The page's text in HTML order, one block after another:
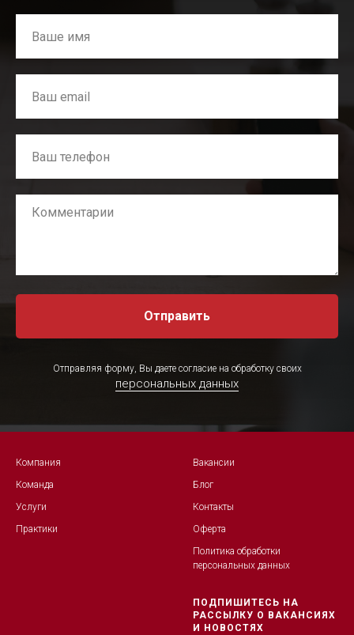
Отправить
Отправляя форму, Вы даете согласие на обработку своих
персональных данных
Компания
Команда
Услуги
Практики
Вакансии
Блог
Контакты
Оферта
Политика обработки
персональных данных
ПОДПИШИТЕСЬ НА
РАССЫЛКУ О ВАКАНСИЯХ
И НОВОСТЯХ